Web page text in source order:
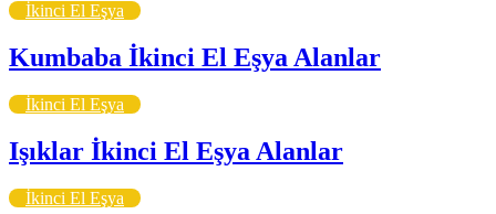
İkinci El Eşya
Kumbaba İkinci El Eşya Alanlar
İkinci El Eşya
Işıklar İkinci El Eşya Alanlar
İkinci El Eşya